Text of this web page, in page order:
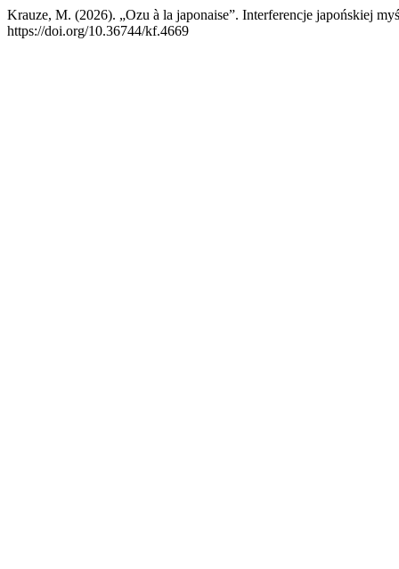
Krauze, M. (2026). „Ozu à la japonaise”. Interferencje japońskiej
https://doi.org/10.36744/kf.4669